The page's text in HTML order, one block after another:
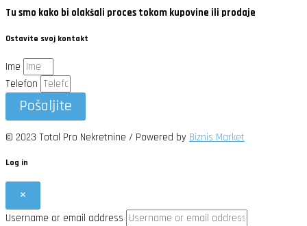
Tu smo kako bi olakšali proces tokom kupovine ili prodaje
Ostavite svoj kontakt
Ime
Telefon
Pošaljite
© 2023 Total Pro Nekretnine / Powered by Biznis Market
Log in
×
Username or email address